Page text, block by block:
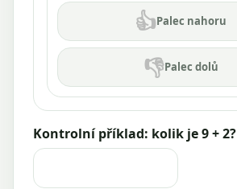
👍Palec nahoru
👎Palec dolů
Kontrolní příklad: kolik je 9 + 2?